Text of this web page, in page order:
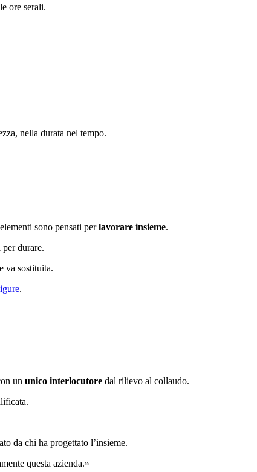
ore serali.
nella durata nel tempo.
sono pensati perlavorare insieme.
durare.
va sostituita.
.
un unico interlocutore dal rilievo al collaudo.
da chi ha progettato l’insieme.
questa azienda.»